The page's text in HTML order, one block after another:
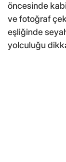
öncesinde
ve fotoğraf
eşliğinde
yolculuğu